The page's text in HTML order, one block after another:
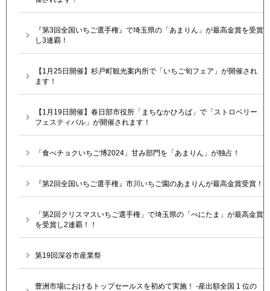
『第3回全国いちご選手権』で埼玉県の「あまりん」が最高金賞を受賞
し3連覇！
【1月25日開催】杉戸町観光案内所で「いちご旬フェア」が開催され
ます！
【1月19日開催】春日部市役所「まちなかひろば」で「ストロベリー
フェスティバル」が開催されます！
「食べチョクいちご博2024」甘み部門を「あまりん」が独占！
『第2回全国いちご選手権』市川いちご園のあまりんが最高金賞受賞！
「第2回クリスマスいちご選手権」で埼玉県の「べにたま」が最高金賞
を受賞し2連覇！！
第19回深谷市産業祭
豊洲市場におけるトップセールスを初めて実施！ -産出額全国 1 位の